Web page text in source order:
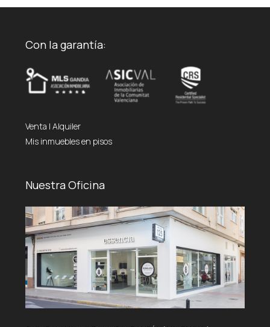
Con la garantía:
Venta | Alquiler
Mis inmuebles en pisos
Nuestra Oficina